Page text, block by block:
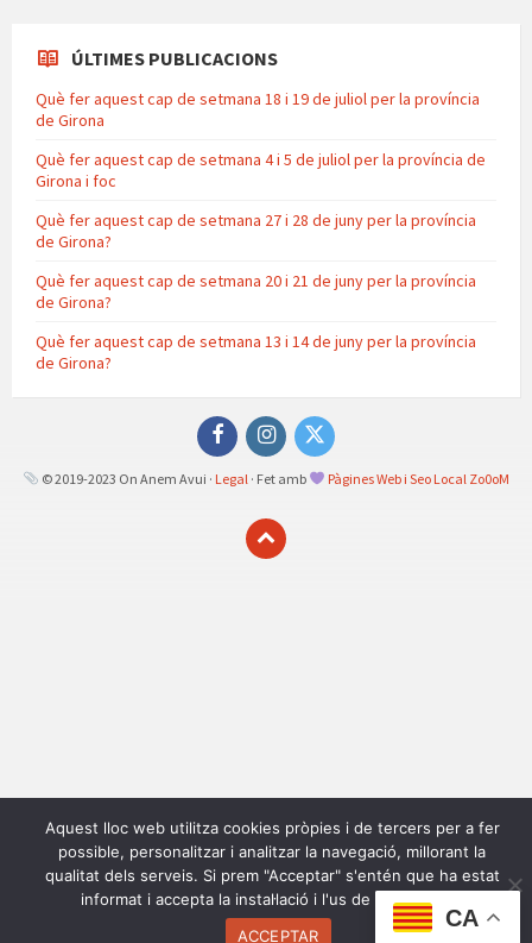
ÚLTIMES PUBLICACIONS
Què fer aquest cap de setmana 18 i 19 de juliol per la província
de Girona
Què fer aquest cap de setmana 4 i 5 de juliol per la província de
Girona i foc
Què fer aquest cap de setmana 27 i 28 de juny per la província
de Girona?
Què fer aquest cap de setmana 20 i 21 de juny per la província
de Girona?
Què fer aquest cap de setmana 13 i 14 de juny per la província
de Girona?
FacebookInstagramTwitter
© 2019-2023 On Anem Avui · Legal · Fet amb Pàgines Web i Seo Local Zo0oM
CA
Aquest lloc web utilitza cookies pròpies i de tercers per a fer
possible, personalitzar i analitzar la navegació, millorant la
qualitat dels serveis. Si prem "Acceptar" s'entén que ha estat
informat i accepta la instal·lació i l'us de les cookies.
ACCEPTAR